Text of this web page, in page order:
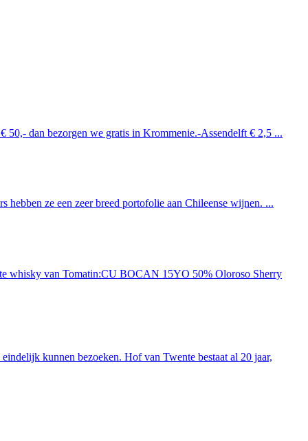
50,- dan bezorgen we gratis in Krommenie.-Assendelft € 2,5 ...
ze een zeer breed portofolie aan Chileense wijnen. ...
whisky van Tomatin:CU BOCAN 15YO 50% Oloroso Sherry
kunnen bezoeken. Hof van Twente bestaat al 20 jaar,